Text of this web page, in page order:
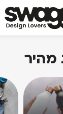
מהיר